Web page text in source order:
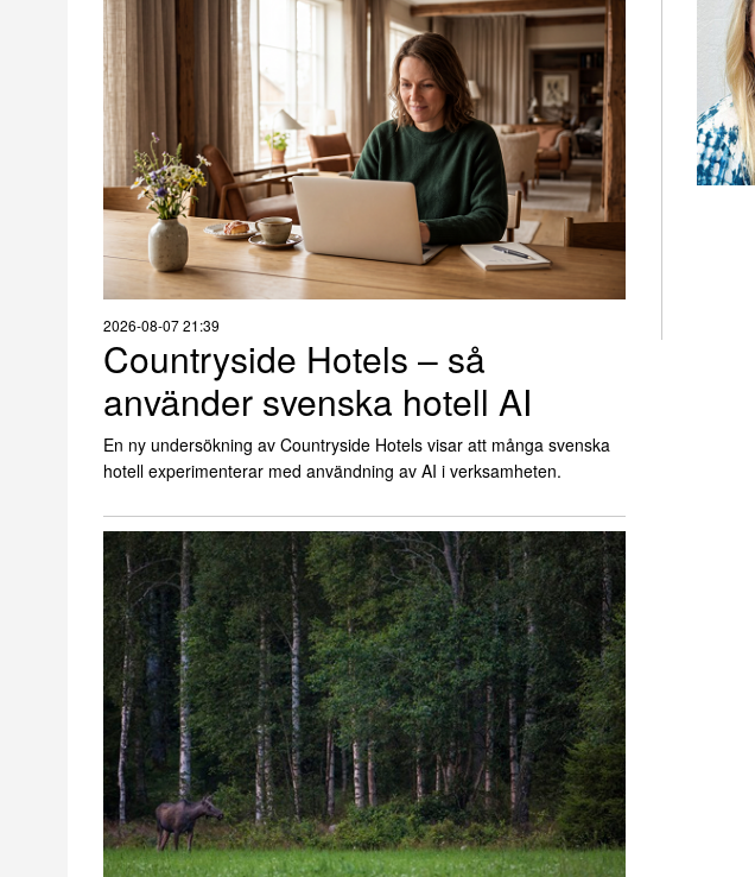
2026-08-07 21:39
Countryside Hotels – så
använder svenska hotell AI
En ny undersökning av Countryside Hotels visar att många svenska
hotell experimenterar med användning av AI i verksamheten.